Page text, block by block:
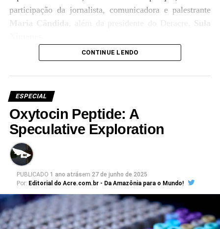
participação da jornalista, comunicadora e palestrante
CONTINUE LENDO
ESPECIAL
Oxytocin Peptide: A
Speculative Exploration
PUBLICADO 1 ano atrásem 27 de junho de 2025
Por: Editorial do Acre.com.br - Da Amazônia para o Mundo!